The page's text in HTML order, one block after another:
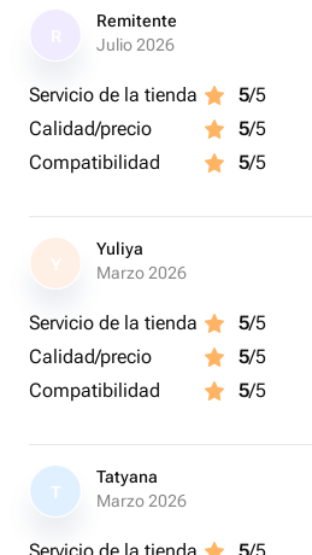
Remitente
Julio 2026
Servicio de la tienda 5/5
Calidad/precio
5/5
Compatibilidad
5/5
Y
Yuliya
Marzo 2026
Servicio de la tienda 5/5
Calidad/precio
5/5
Compatibilidad
5/5
T
Tatyana
Marzo 2026